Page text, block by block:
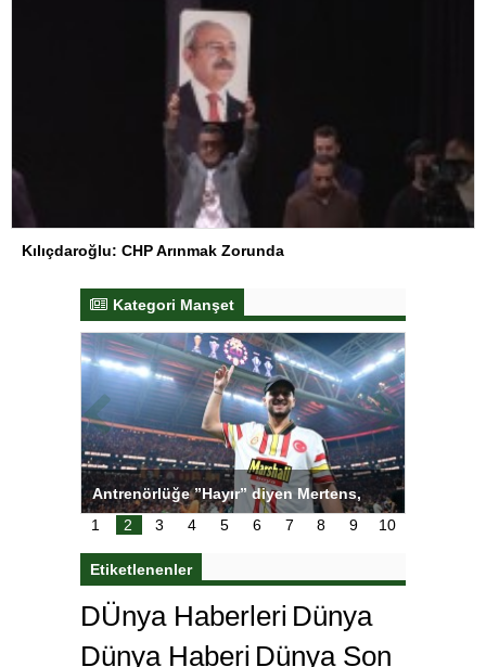
Kılıçdaroğlu: CHP Arınmak Zorunda
Kategori Manşet
Antrenörlüğe ”Hayır” diyen Mertens,
Galatasaray’dan bakın ne istedi
1
2 3 4 5 6 7 8 9 10
Etiketlenenler
DÜnya Haberleri Dünya
Dünya Haberi Dünya Son